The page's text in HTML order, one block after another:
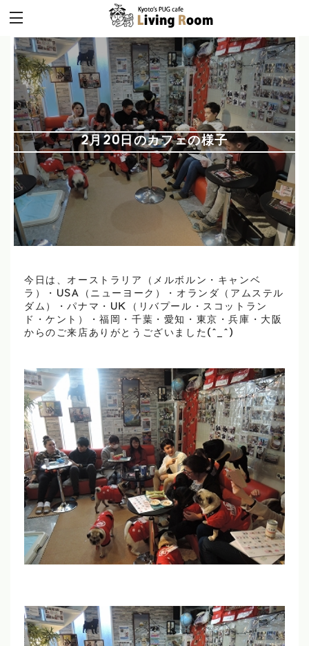
2月20日のカフェの様子
今日は、オーストラリア（メルボルン・キャンベ
ラ）・USA（ニューヨーク）・オランダ（アムステル
ダム）・パナマ・UK（リバプール・スコットラン
ド・ケント）・福岡・千葉・愛知・東京・兵庫・大阪
からのご来店ありがとうございました(^_^)